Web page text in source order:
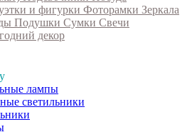
и фигурки Фоторамки Зеркала
Подушки Сумки Свечи
декор
лампы
светильники